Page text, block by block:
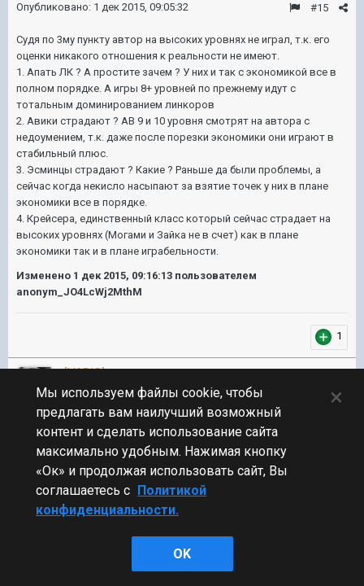
#15
Опубликовано: 1 дек 2015, 09:05:32
Судя по 3му пункту автор на высоких уровнях не играл, т.к. его
оценки никакого отношения к реальности не имеют.
1. Апать ЛК ? А простите зачем ? У них и так с экономикой все в
полном порядке. А игры 8+ уровней по прежнему идут с
тотальным доминированием линкоров
2. Авики страдают ? АВ 9 и 10 уровня смотрят на автора с
недоумением, т.к. даже после порезки экономики они играют в
стабильный плюс.
3. Эсминцы страдают ? Какие ? Раньше да были проблемы, а
сейчас когда некисло насыпают за взятие точек у них в плане
экономики все в порядке.
4. Крейсера, единственный класс который сейчас страдает на
высоких уровнях (Могами и Зайка не в счет) как в плане
экономики так и в плане играбельности.
Изменено 1 дек 2015, 09:16:13 пользователем
anonym_JO4LcWj2MthM
1
[VARIG]
sergosvet
434 публикации
Опубликовано:1 дек 2015, 09:10:56
Мы используем файлы cookie, чтобы
предлагать вам наилучший возможный
контент и сделать использование сайта
максимально удобным. Нажимая кнопку
«Ок» и продолжая использовать сайт, Вы
соглашаетесь с Политикой
конфиденциальности.
OK
×